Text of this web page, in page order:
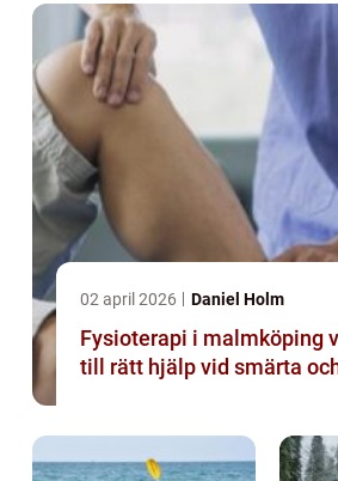
02 april 2026 Daniel Holm
Fysioterapi i malmköping vägledning
till rätt hjälp vid smärta